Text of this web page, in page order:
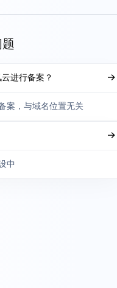
进行备案？
案，与域名位置无关
中